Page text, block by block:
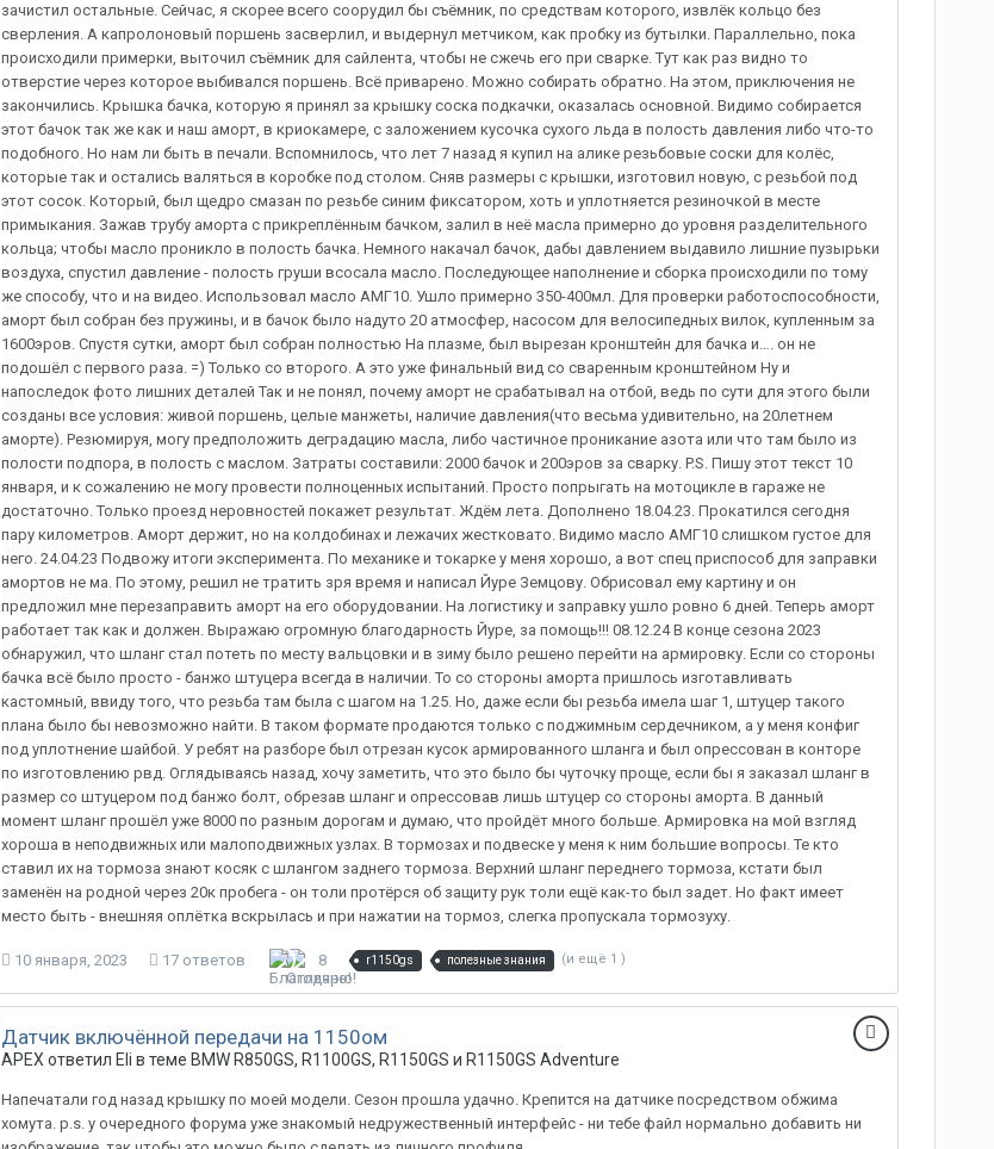
зачистил остальные. Сейчас, я скорее всего соорудил бы съёмник, по средствам которого, извлёк кольцо без
сверления. А капролоновый поршень засверлил, и выдернул метчиком, как пробку из бутылки. Параллельно, пока
происходили примерки, выточил съёмник для сайлента, чтобы не сжечь его при сварке. Тут как раз видно то
отверстие через которое выбивался поршень. Всё приварено. Можно собирать обратно. На этом, приключения не
закончились. Крышка бачка, которую я принял за крышку соска подкачки, оказалась основной. Видимо собирается
этот бачок так же как и наш аморт, в криокамере, с заложением кусочка сухого льда в полость давления либо что-то
подобного. Но нам ли быть в печали. Вспомнилось, что лет 7 назад я купил на алике резьбовые соски для колёс,
которые так и остались валяться в коробке под столом. Сняв размеры с крышки, изготовил новую, с резьбой под
этот сосок. Который, был щедро смазан по резьбе синим фиксатором, хоть и уплотняется резиночкой в месте
примыкания. Зажав трубу аморта с прикреплённым бачком, залил в неё масла примерно до уровня разделительного
кольца; чтобы масло проникло в полость бачка. Немного накачал бачок, дабы давлением выдавило лишние пузырьки
воздуха, спустил давление - полость груши всосала масло. Последующее наполнение и сборка происходили по тому
же способу, что и на видео. Использовал масло АМГ10. Ушло примерно 350-400мл. Для проверки работоспособности,
аморт был собран без пружины, и в бачок было надуто 20 атмосфер, насосом для велосипедных вилок, купленным за
1600эров. Спустя сутки, аморт был собран полностью На плазме, был вырезан кронштейн для бачка и…. он не
подошёл с первого раза. =) Только со второго. А это уже финальный вид со сваренным кронштейном Ну и
напоследок фото лишних деталей Так и не понял, почему аморт не срабатывал на отбой, ведь по сути для этого были
созданы все условия: живой поршень, целые манжеты, наличие давления(что весьма удивительно, на 20летнем
аморте). Резюмируя, могу предположить деградацию масла, либо частичное проникание азота или что там было из
полости подпора, в полость с маслом. Затраты составили: 2000 бачок и 200эров за сварку. P.S. Пишу этот текст 10
января, и к сожалению не могу провести полноценных испытаний. Просто попрыгать на мотоцикле в гараже не
достаточно. Только проезд неровностей покажет результат. Ждём лета. Дополнено 18.04.23. Прокатился сегодня
пару километров. Аморт держит, но на колдобинах и лежачих жестковато. Видимо масло АМГ10 слишком густое для
него. 24.04.23 Подвожу итоги эксперимента. По механике и токарке у меня хорошо, а вот спец приспособ для заправки
амортов не ма. По этому, решил не тратить зря время и написал Йуре Земцову. Обрисовал ему картину и он
предложил мне перезаправить аморт на его оборудовании. На логистику и заправку ушло ровно 6 дней. Теперь аморт
работает так как и должен. Выражаю огромную благодарность Йуре, за помощь!!! 08.12.24 В конце сезона 2023
обнаружил, что шланг стал потеть по месту вальцовки и в зиму было решено перейти на армировку. Если со стороны
бачка всё было просто - банжо штуцера всегда в наличии. То со стороны аморта пришлось изготавливать
кастомный, ввиду того, что резьба там была с шагом на 1.25. Но, даже если бы резьба имела шаг 1, штуцер такого
плана было бы невозможно найти. В таком формате продаются только с поджимным сердечником, а у меня конфиг
под уплотнение шайбой. У ребят на разборе был отрезан кусок армированного шланга и был опрессован в конторе
по изготовлению рвд. Оглядываясь назад, хочу заметить, что это было бы чуточку проще, если бы я заказал шланг в
размер со штуцером под банжо болт, обрезав шланг и опрессовав лишь штуцер со стороны аморта. В данный
момент шланг прошёл уже 8000 по разным дорогам и думаю, что пройдёт много больше. Армировка на мой взгляд
хороша в неподвижных или малоподвижных узлах. В тормозах и подвеске у меня к ним большие вопросы. Те кто
ставил их на тормоза знают косяк с шлангом заднего тормоза. Верхний шланг переднего тормоза, кстати был
заменён на родной через 20к пробега - он толи протёрся об защиту рук толи ещё как-то был задет. Но факт имеет
место быть - внешняя оплётка вскрылась и при нажатии на тормоз, слегка пропускала тормозуху.
10 января, 2023 17 ответов 8 r1150gs полезные знания (и ещё 1 )
Датчик включённой передачи на 1150ом
APEX ответил Eli в теме BMW R850GS, R1100GS, R1150GS и R1150GS Adventure
Напечатали год назад крышку по моей модели. Сезон прошла удачно. Крепится на датчике посредством обжима
хомута. p.s. у очередного форума уже знакомый недружественный интерфейс - ни тебе файл нормально добавить ни